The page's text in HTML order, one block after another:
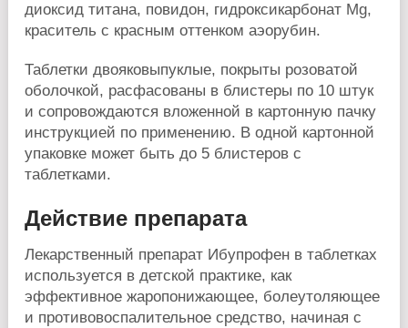
диоксид титана, повидон, гидроксикарбонат Mg,
краситель с красным оттенком аэорубин.
Таблетки двояковыпуклые, покрыты розоватой
оболочкой, расфасованы в блистеры по 10 штук
и сопровождаются вложенной в картонную пачку
инструкцией по применению. В одной картонной
упаковке может быть до 5 блистеров с
таблетками.
Действие препарата
Лекарственный препарат Ибупрофен в таблетках
используется в детской практике, как
эффективное жаропонижающее, болеутоляющее
и противовоспалительное средство, начиная с